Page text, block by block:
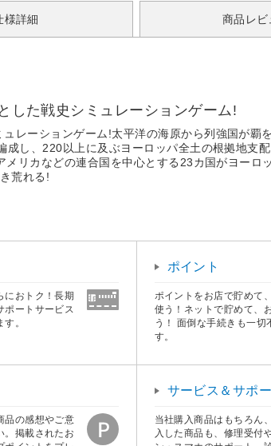
様詳細 商品レビ
した戦史シミュレーションゲーム!
レーションゲーム!太平洋の海原から列強国が
し、220以上に及ぶヨーロッパ全土の根拠地支
リカなどの連合国を中心とする23カ国がヨーロ
荒れる!
におトク！長期
ポートサービス
。
ポイント
ポイントをお店で貯めて
使う！ネットで貯めて、
う！ 面倒な手続きも一切
す。
品の感想やご意
。掲載されたお
サービス＆サポー
当社購入商品はもちろん
入した商品も、修理受付